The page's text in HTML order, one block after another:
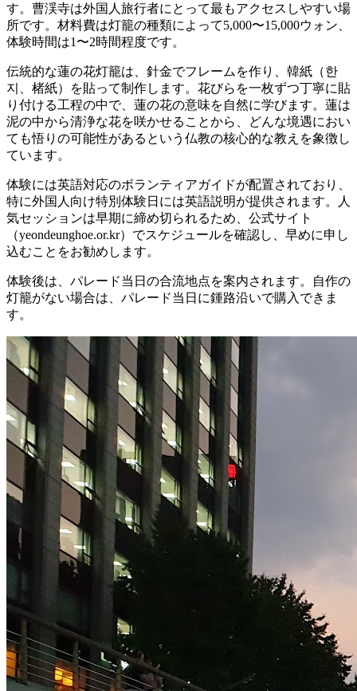
す。曹渓寺は外国人旅行者にとって最もアクセスしやすい場
所です。材料費は灯籠の種類によって5,000〜15,000ウォン、
体験時間は1〜2時間程度です。
伝統的な蓮の花灯籠は、針金でフレームを作り、韓紙（한
지、楮紙）を貼って制作します。花びらを一枚ずつ丁寧に貼
り付ける工程の中で、蓮の花の意味を自然に学びます。蓮は
泥の中から清浄な花を咲かせることから、どんな境遇におい
ても悟りの可能性があるという仏教の核心的な教えを象徴し
ています。
体験には英語対応のボランティアガイドが配置されており、
特に外国人向け特別体験日には英語説明が提供されます。人
気セッションは早期に締め切られるため、公式サイト
（yeondeunghoe.or.kr）でスケジュールを確認し、早めに申し
込むことをお勧めします。
体験後は、パレード当日の合流地点を案内されます。自作の
灯籠がない場合は、パレード当日に鍾路沿いで購入できま
す。